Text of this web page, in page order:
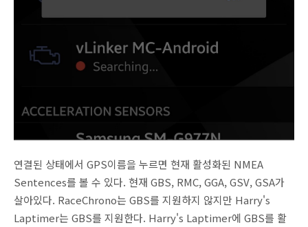
연결된 상태에서 GPS이름을 누르면 현재 활성화된 NMEA
Sentences를 볼 수 있다. 현재 GBS, RMC, GGA, GSV, GSA가
살아있다. RaceChrono는 GBS를 지원하지 않지만 Harry's
Laptimer는 GBS를 지원한다. Harry's Laptimer에 GBS를 활